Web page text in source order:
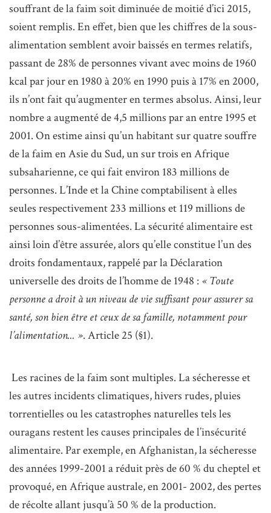
souffrant de la faim soit diminuée de moitié d’ici 2015,
soient remplis. En effet, bien que les chiffres de la sous-
alimentation semblent avoir baissés en termes relatifs,
passant de 28% de personnes vivant avec moins de 1960
kcal par jour en 1980 à 20% en 1990 puis à 17% en 2000,
ils n’ont fait qu’augmenter en termes absolus. Ainsi, leur
nombre a augmenté de 4,5 millions par an entre 1995 et
2001. On estime ainsi qu’un habitant sur quatre souffre
de la faim en Asie du Sud, un sur trois en Afrique
subsaharienne, ce qui fait environ 183 millions de
personnes. L’Inde et la Chine comptabilisent à elles
seules respectivement 233 millions et 119 millions de
personnes sous-alimentées. La sécurité alimentaire est
ainsi loin d’être assurée, alors qu’elle constitue l’un des
droits fondamentaux, rappelé par la Déclaration
universelle des droits de l’homme de 1948 : « Toute
personne a droit à un niveau de vie suffisant pour assurer sa
santé, son bien être et ceux de sa famille, notamment pour
l’alimentation... ». Article 25 (§1).
Les racines de la faim sont multiples. La sécheresse et
les autres incidents climatiques, hivers rudes, pluies
torrentielles ou les catastrophes naturelles tels les
ouragans restent les causes principales de l’insécurité
alimentaire. Par exemple, en Afghanistan, la sécheresse
des années 1999-2001 a réduit près de 60 % du cheptel et
provoqué, en Afrique australe, en 2001- 2002, des pertes
de récolte allant jusqu’à 50 % de la production.